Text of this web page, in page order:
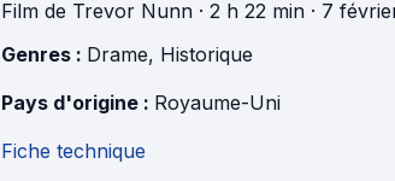
Film de Trevor Nunn · 2 h 22 min · 7
Genres : Drame, Historique
Pays d'origine : Royaume-Uni
Fiche technique